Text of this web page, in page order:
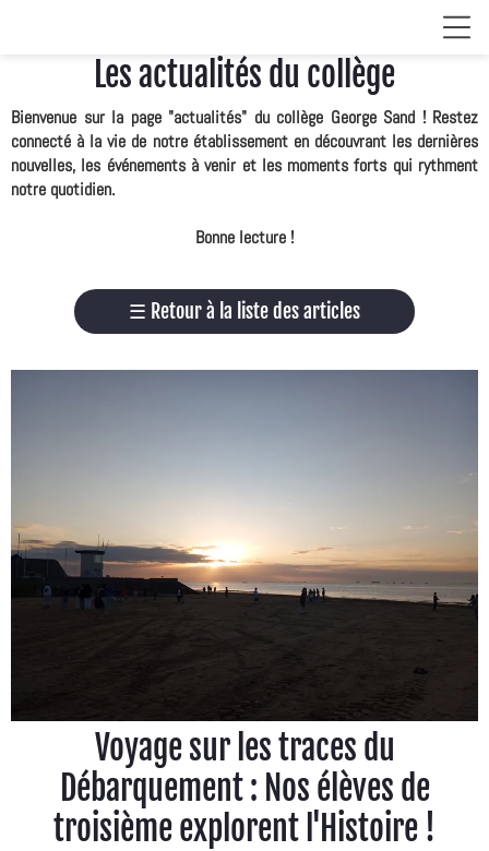
Les actualités du collège
Bienvenue sur la page "actualités" du collège George Sand ! Restez
connecté à la vie de notre établissement en découvrant les dernières
nouvelles, les événements à venir et les moments forts qui rythment
notre quotidien.
Bonne lecture !
☰ Retour à la liste des articles
Voyage sur les traces du
Débarquement : Nos élèves de
troisième explorent l'Histoire !